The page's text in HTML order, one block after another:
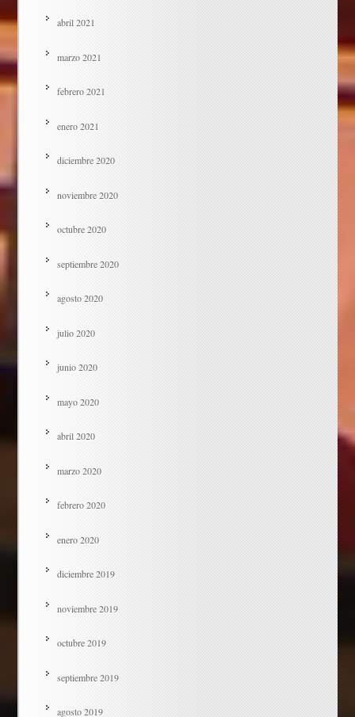
abril 2021
marzo 2021
febrero 2021
enero 2021
diciembre 2020
noviembre 2020
octubre 2020
septiembre 2020
agosto 2020
julio 2020
junio 2020
mayo 2020
abril 2020
marzo 2020
febrero 2020
enero 2020
diciembre 2019
noviembre 2019
octubre 2019
septiembre 2019
agosto 2019